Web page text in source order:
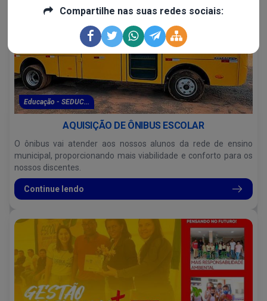
Compartilhe nas suas redes sociais:
Educação - SEDUC...
AQUISIÇÃO DE ÔNIBUS ESCOLAR
O ônibus vai atender aos nossos alunos da rede de ensino
municipal, proporcionando mais viabilidade e conforto para os
nossos discentes.
Continue lendo